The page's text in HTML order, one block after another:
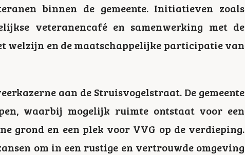
binnen de gemeente. Initiatieven zoals
veteranencafé en samenwerking met de
welzijn en de maatschappelijke participatie van
aan de Struisvogelstraat. De gemeente
waarbij mogelijk ruimte ontstaat voor een
grond en een plek voor VVG op de verdieping.
om in een rustige en vertrouwde omgeving